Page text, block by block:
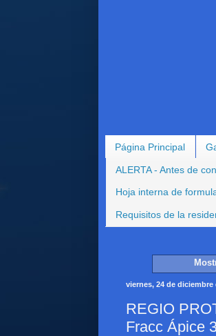
Página Principal
ALERTA - Antes de
Hoja interna de
Requisitos de la
viernes, 24 de diciembre
REGIO
Fracc Ápice